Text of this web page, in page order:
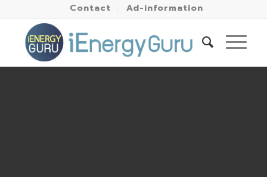
Contact Ad-information